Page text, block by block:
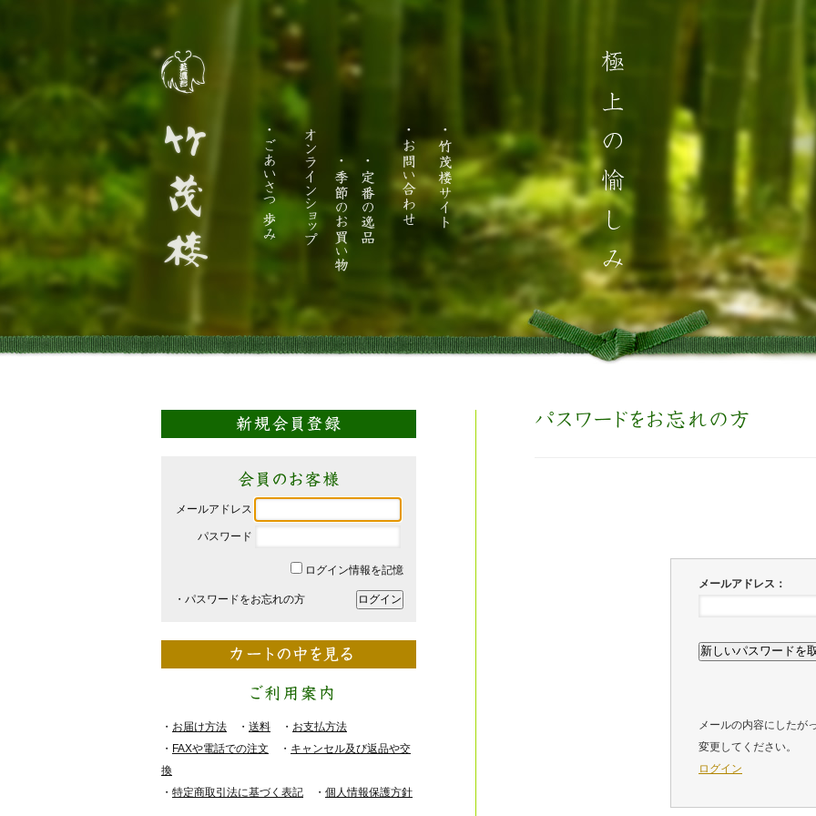
メールアドレス
パスワード
ログイン情報を記憶
・パスワードをお忘れの方
・ お届け方法 ・ 送料 ・ お支払方法
・ FAXや電話での注文 ・ キャンセル及び返品や交
換
・ 特定商取引法に基づく表記 ・ 個人情報保護方針
メールアドレス：
メールの内容にしたが
変更してください。
ログイン